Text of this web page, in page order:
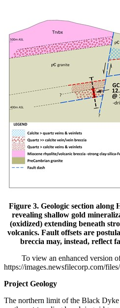
Figure 3. Geologic section along
revealing shallow gold
(oxidized) extending beneath
volcanics. Fault offsets are
breccia may, instead, reflect
To view an enhanced version
https://images.newsfilecorp.com/
Project Geology
The northern limit of the Black Dyke